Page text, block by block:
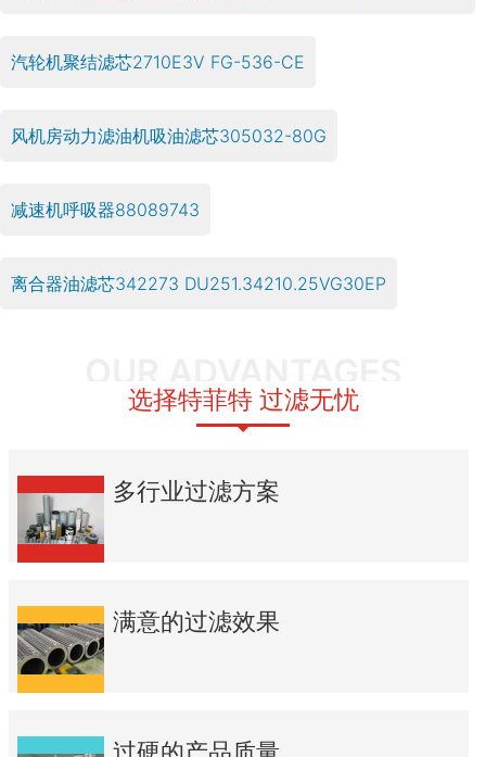
汽轮机聚结滤芯2710E3V FG-536-CE
风机房动力滤油机吸油滤芯305032-80G
减速机呼吸器88089743
离合器油滤芯342273 DU251.34210.25VG30EP
选择特菲特 过滤无忧
多行业过滤方案
满意的过滤效果
过硬的产品质量